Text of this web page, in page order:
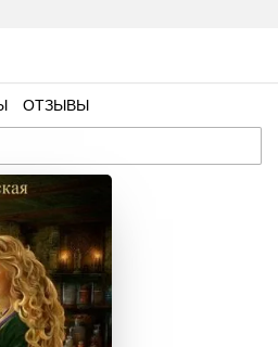
ОТЗЫВЫ